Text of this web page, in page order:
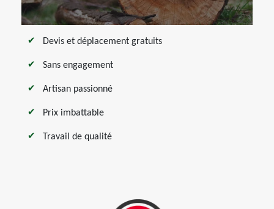
Devis et déplacement gratuits
Sans engagement
Artisan passionné
Prix imbattable
Travail de qualité